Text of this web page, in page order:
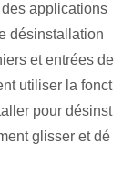
applications
désinstallation
et entrées de
utiliser la fonct
pour désinst
glisser et dé